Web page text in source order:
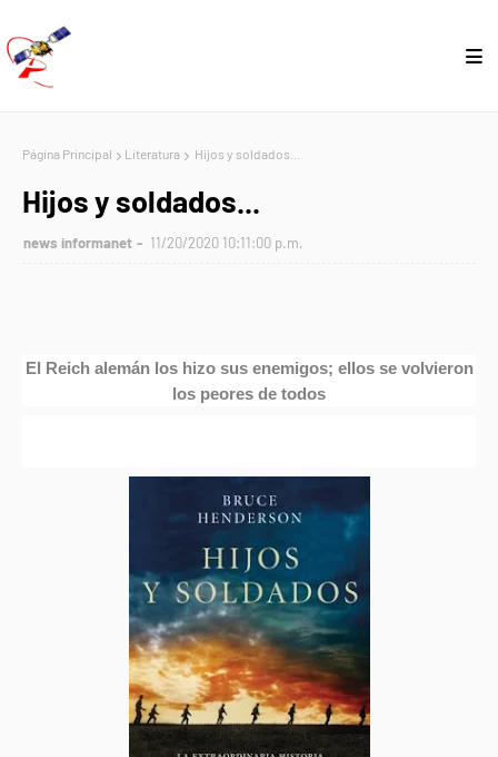
Página Principal Literatura Hijos y soldados...
Hijos y soldados...
news informanet 11/20/2020 10:11:00 p.m.
El Reich alemán los hizo sus enemigos; ellos se volvieron
los peores de todos